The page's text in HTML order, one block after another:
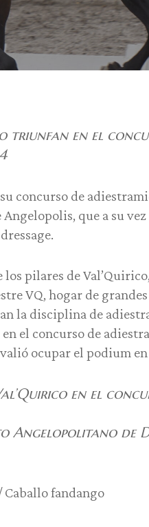
triunfan en el
concurso de
que a su
los pilares de
VQ, hogar de
la disciplina de
el concurso de
ocupar el podium
en el
Angelopolitano de
Caballo fandango